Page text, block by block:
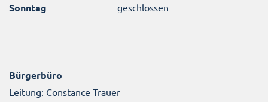
Sonntag geschlossen
Bürgerbüro
Leitung: Constance Trauer